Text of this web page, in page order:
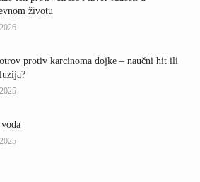
životu
protiv karcinoma dojke – naučni hit ili